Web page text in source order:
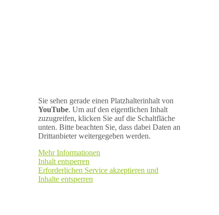
Sie sehen gerade einen Platzhalterinhalt von
YouTube. Um auf den eigentlichen Inhalt
zuzugreifen, klicken Sie auf die Schaltfläche
unten. Bitte beachten Sie, dass dabei Daten an
Drittanbieter weitergegeben werden.
Mehr Informationen
Inhalt entsperren
Erforderlichen Service akzeptieren und
Inhalte entsperren